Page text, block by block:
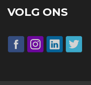
VOLG ONS